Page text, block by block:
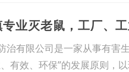
业灭老鼠，工厂、
治有限公司是一家从事有害
有效、环保”的发展原则，